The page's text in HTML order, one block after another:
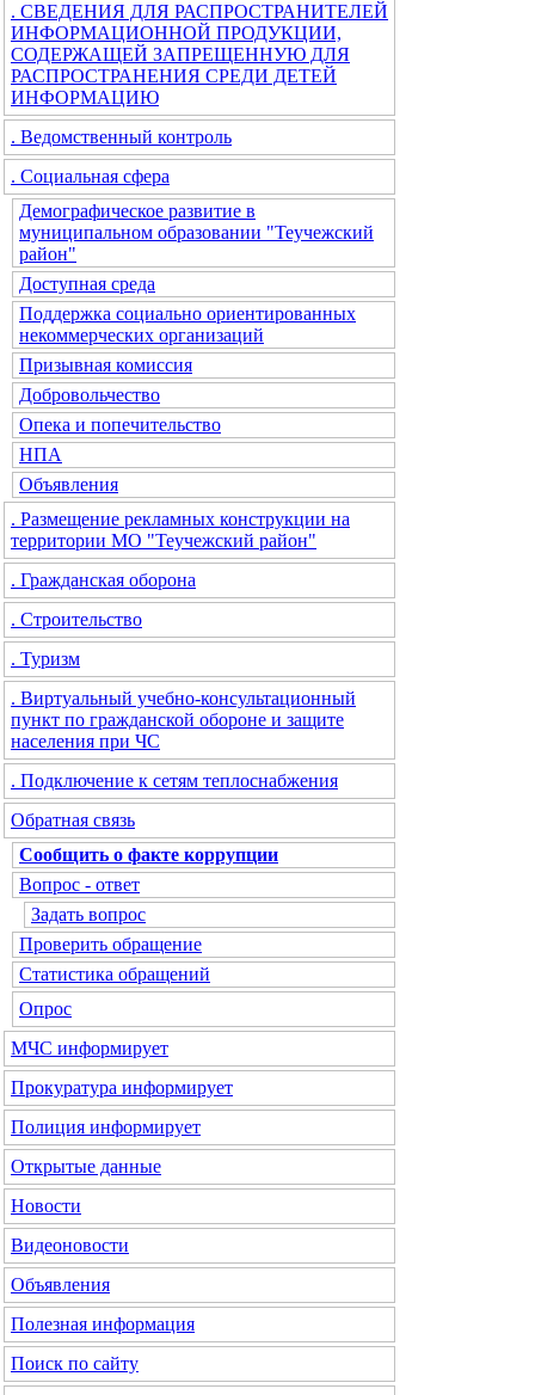
. СВЕДЕНИЯ ДЛЯ РАСПРОСТРАНИТЕЛЕЙ
ИНФОРМАЦИОННОЙ ПРОДУКЦИИ,
СОДЕРЖАЩЕЙ ЗАПРЕЩЕННУЮ ДЛЯ
РАСПРОСТРАНЕНИЯ СРЕДИ ДЕТЕЙ
ИНФОРМАЦИЮ
. Ведомственный контроль
. Социальная сфера
Демографическое развитие в
муниципальном образовании "Теучежский
район"
Доступная среда
Поддержка социально ориентированных
некоммерческих организаций
Призывная комиссия
Добровольчество
Опека и попечительство
НПА
Объявления
. Размещение рекламных конструкции на
территории МО "Теучежский район"
. Гражданская оборона
. Строительство
. Туризм
. Виртуальный учебно-консультационный
пункт по гражданской обороне и защите
населения при ЧС
. Подключение к сетям теплоснабжения
Обратная связь
Сообщить о факте коррупции
Вопрос - ответ
Задать вопрос
Проверить обращение
Статистика обращений
Опрос
МЧС информирует
Прокуратура информирует
Полиция информирует
Открытые данные
Новости
Видеоновости
Объявления
Полезная информация
Поиск по сайту